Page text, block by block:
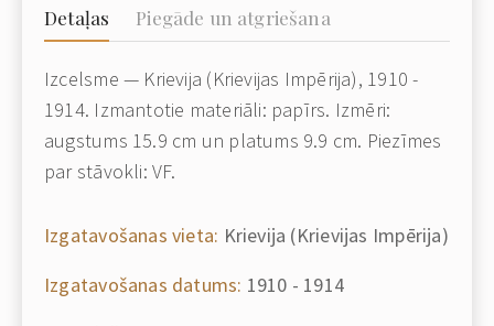
Detaļas Piegāde un atgriešana
Izcelsme — Krievija (Krievijas Impērija), 1910 -
1914. Izmantotie materiāli: papīrs. Izmēri:
augstums 15.9 cm un platums 9.9 cm. Piezīmes
par stāvokli: VF.
Izgatavošanas vieta: Krievija (Krievijas Impērija)
Izgatavošanas datums: 1910 - 1914